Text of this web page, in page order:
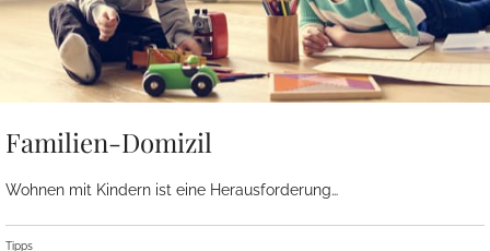
Familien-Domizil
Wohnen mit Kindern ist eine Herausforderung…
Tipps